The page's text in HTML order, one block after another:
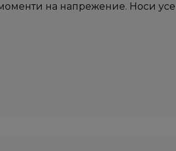
на напрежение. Носи